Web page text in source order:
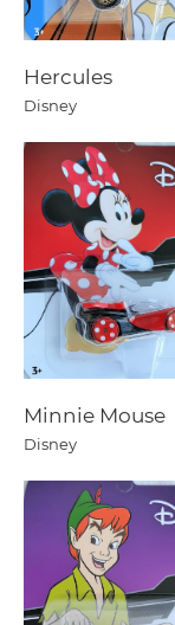
Hercules
Disney
Minnie Mouse
Disney